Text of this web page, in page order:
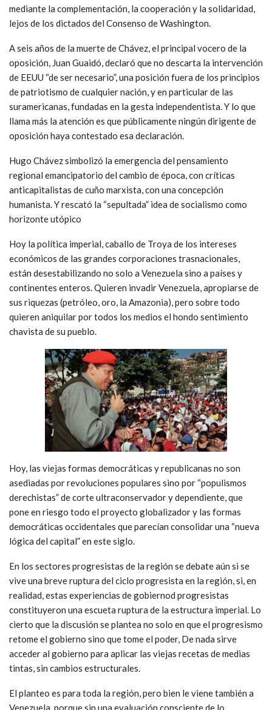
mediante la complementación, la cooperación y la solidaridad,
lejos de los dictados del Consenso de Washington.
A seis años de la muerte de Chávez, el principal vocero de la
oposición, Juan Guaidó, declaró que no descarta la intervención
de EEUU “de ser necesario”, una posición fuera de los principios
de patriotismo de cualquier nación, y en particular de las
suramericanas, fundadas en la gesta independentista. Y lo que
llama más la atención es que públicamente ningún dirigente de
oposición haya contestado esa declaración.
Hugo Chávez simbolizó la emergencia del pensamiento
regional emancipatorio del cambio de época, con críticas
anticapitalistas de cuño marxista, con una concepción
humanista. Y rescató la “sepultada” idea de socialismo como
horizonte utópico
Hoy la política imperial, caballo de Troya de los intereses
económicos de las grandes corporaciones trasnacionales,
están desestabilizando no solo a Venezuela sino a países y
continentes enteros. Quieren invadir Venezuela, apropiarse de
sus riquezas (petróleo, oro, la Amazonia), pero sobre todo
quieren aniquilar por todos los medios el hondo sentimiento
chavista de su pueblo.
Hoy, las viejas formas democráticas y republicanas no son
asediadas por revoluciones populares sino por “populismos
derechistas” de corte ultraconservador y dependiente, que
pone en riesgo todo el proyecto globalizador y las formas
democráticas occidentales que parecían consolidar una “nueva
lógica del capital” en este siglo.
En los sectores progresistas de la región se debate aún si se
vive una breve ruptura del ciclo progresista en la región, si, en
realidad, estas experiencias de gobiernod progresistas
constituyeron una escueta ruptura de la estructura imperial. Lo
cierto que la discusión se plantea no solo en que el progresismo
retome el gobierno sino que tome el poder, De nada sirve
acceder al gobierno para aplicar las viejas recetas de medias
tintas, sin cambios estructurales.
El planteo es para toda la región, pero bien le viene también a
Venezuela, porque sin una evaluación consciente de lo